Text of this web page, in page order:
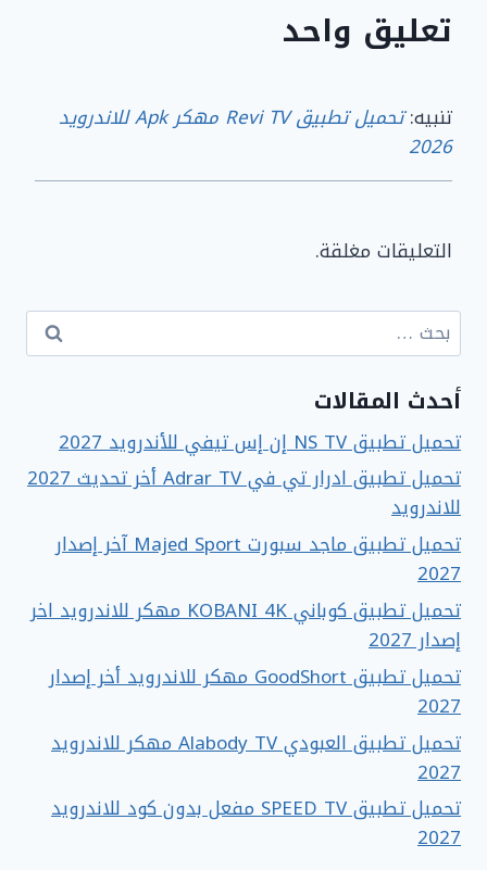
تعليق واحد
تنبيه:
تحميل تطبيق Revi TV مهكر Apk للاندرويد
2026
التعليقات مغلقة.
البحث
عن:
أحدث المقالات
تحميل تطبيق NS TV إن إس تيفي للأندرويد 2027
تحميل تطبيق ادرار تي في Adrar TV أخر تحديث 2027
للاندرويد
تحميل تطبيق ماجد سبورت Majed Sport آخر إصدار
2027
تحميل تطبيق كوباني KOBANI 4K مهكر للاندرويد اخر
إصدار 2027
تحميل تطبيق GoodShort مهكر للاندرويد أخر إصدار
2027
تحميل تطبيق العبودي Alabody TV مهكر للاندرويد
2027
تحميل تطبيق SPEED TV مفعل بدون كود للاندرويد
2027